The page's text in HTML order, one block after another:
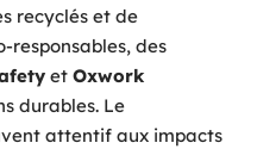
recyclés et de
responsables, des
et Oxwork
durables. Le
attentif aux impacts